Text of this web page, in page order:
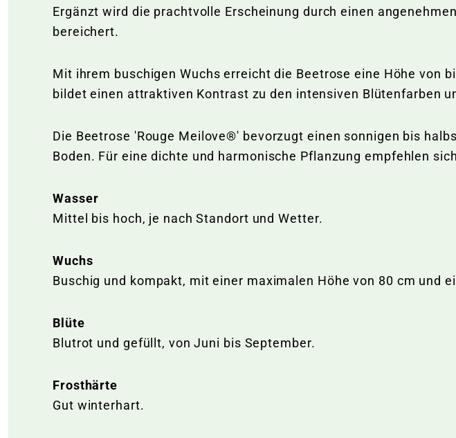
Ergänzt wird die prachtvolle Erscheinung durch einen
bereichert.
Mit ihrem buschigen Wuchs erreicht die Beetrose eine Höhe von
bildet einen attraktiven Kontrast zu den intensiven Blütenfarben
Die Beetrose 'Rouge Meilove®' bevorzugt einen sonnigen bis
Boden. Für eine dichte und harmonische Pflanzung empfehlen
Wasser
Mittel bis hoch, je nach Standort und Wetter.
Wuchs
Buschig und kompakt, mit einer maximalen Höhe von 80 cm und
Blüte
Blutrot und gefüllt, von Juni bis September.
Frosthärte
Gut winterhart.